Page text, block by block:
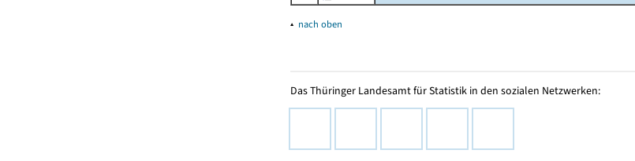
▴ nach oben
Das Thüringer Landesamt für Statistik in den sozialen Netzwerken: